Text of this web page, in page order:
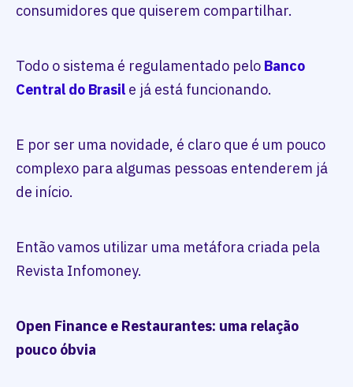
consumidores que quiserem compartilhar.
Todo o sistema é regulamentado pelo Banco
Central do Brasil e já está funcionando.
E por ser uma novidade, é claro que é um pouco
complexo para algumas pessoas entenderem já
de início.
Então vamos utilizar uma metáfora criada pela
Revista Infomoney.
Open Finance e Restaurantes: uma relação
pouco óbvia